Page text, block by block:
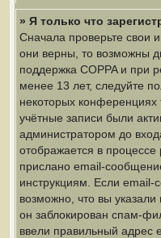
» Я только что
Сначала проверьте свои
они верны, то возможны
поддержка COPPA и при
менее 13 лет, следуйте
некоторых конференциях
учётные записи были
администратором до
отображается в
прислано email-
инструкциям. Если
возможно, что вы
он заблокирован спам-
ввели правильный адрес